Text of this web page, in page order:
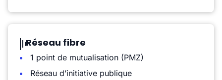
Réseau fibre
1 point de mutualisation (PMZ)
Réseau d’initiative publique